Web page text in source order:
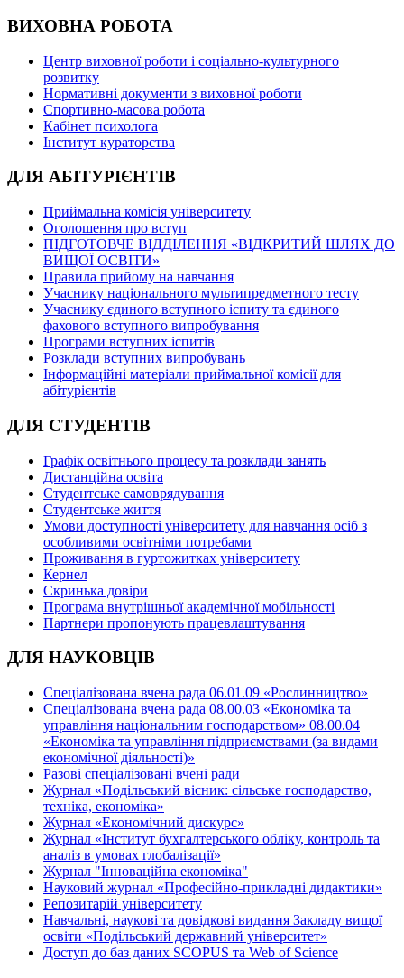
ВИХОВНА РОБОТА
Центр виховної роботи і соціально-культурного
розвитку
Нормативні документи з виховної роботи
Спортивно-масова робота
Кабінет психолога
Інститут кураторства
ДЛЯ АБІТУРІЄНТІВ
Приймальна комісія університету
Оголошення про вступ
ПІДГОТОВЧЕ ВІДДІЛЕННЯ «ВІДКРИТИЙ ШЛЯХ ДО
ВИЩОЇ ОСВІТИ»
Правила прийому на навчання
Учаснику національного мультипредметного тесту
Учаснику єдиного вступного іспиту та єдиного
фахового вступного випробування
Програми вступних іспитів
Розклади вступних випробувань
Інформаційні матеріали приймальної комісії для
абітурієнтів
ДЛЯ СТУДЕНТІВ
Графік освітнього процесу та розклади занять
Дистанційна освіта
Студентське самоврядування
Студентське життя
Умови доступності університету для навчання осіб з
особливими освітніми потребами
Проживання в гуртожитках університету
Кернел
Скринька довіри
Програма внутрішньої академічної мобільності
Партнери пропонують працевлаштування
ДЛЯ НАУКОВЦІВ
Спеціалізована вчена рада 06.01.09 «Рослинництво»
Спеціалізована вчена рада 08.00.03 «Економіка та
управління національним господарством» 08.00.04
«Економіка та управління підприємствами (за видами
економічної діяльності)»
Разові спеціалізовані вчені ради
Журнал «Подільський вісник: сільське господарство,
техніка, економіка»
Журнал «Економічний дискурс»
Журнал «Інститут бухгалтерського обліку, контроль та
аналіз в умовах глобалізації»
Журнал "Інноваційна економіка"
Науковий журнал «Професійно-прикладні дидактики»
Репозитарій університету
Навчальні, наукові та довідкові видання Закладу вищої
освіти «Подільський державний університет»
Доступ до баз даних SCOPUS та Web of Science